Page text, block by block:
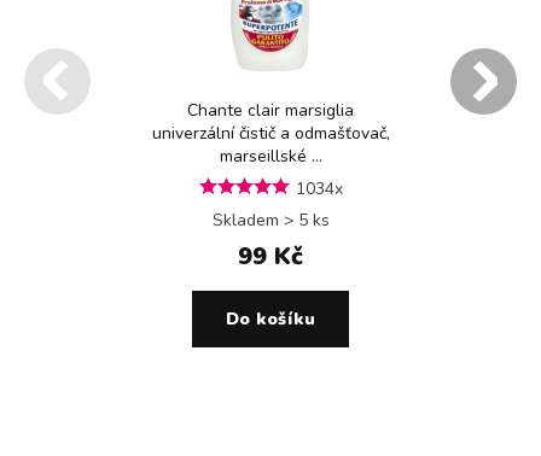
Chante clair marsiglia
univerzální čistič a odmašťovač,
marseillské ...
1034x
Skladem > 5 ks
99 Kč
Do košíku